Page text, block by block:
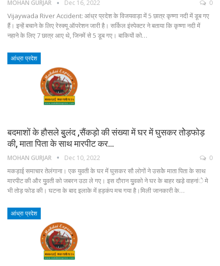
MOHAN GURJAR Dec 16, 2022 0
Vijaywada River Accident: आंध्र प्रदेश के विजयवाड़ा में 5 छात्र कृष्णा नदी में डूब गए
हैं। इन्हें बचाने के लिए रेस्क्यू ऑपरेशन जारी है। सर्किल इंस्पेक्टर ने बताया कि कृष्णा नदी में
नहाने के लिए 7 छात्र आए थे, जिनमें से 5 डूब गए। बाकियों को…
आंध्रा प्रदेश
बदमाशों के हौसले बुुलंद ,सैंकड़ो की संख्या में घर में घुसकर तोेड़फोड़
की, माता पिता के साथ मारपीट कर…
MOHAN GURJAR Dec 10, 2022 0
मकड़ाई समाचार तेलंगाना। एक युवती के घर में घुसकर सौ लोगों ने उसकेे माता पिता के साथ
मारपीट की और युुवती को जबरन उठा ले गए। इस दौरान युुवको ने घर के बाहर खडे़ वाहनांे मे
भी तोड़ फोड की। घटना के बाद इलाके में हड़कंप मच गया है।मिली जानकारी के…
आंध्रा प्रदेश